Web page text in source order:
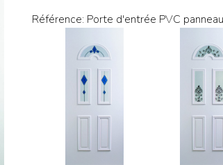
Référence: Porte d'entrée PVC